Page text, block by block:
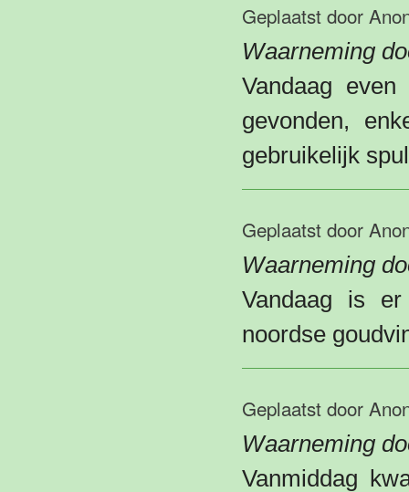
Geplaatst door
Waarneming
Vandaag
gevonden,
gebruikelijk
Geplaatst door
Waarneming
Vandaag is
noordse
Geplaatst door
Waarneming
Vanmiddag